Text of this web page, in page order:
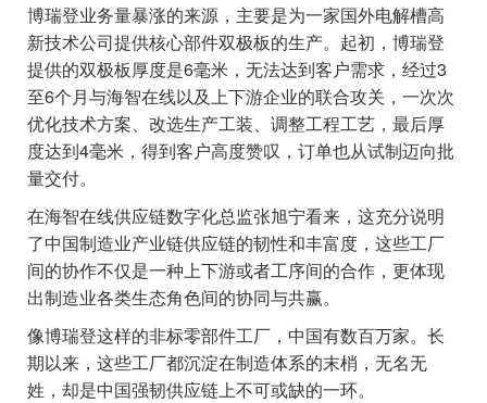
博瑞登业务量暴涨的来源，主要是为一家国外电解槽高
新技术公司提供核心部件双极板的生产。起初，博瑞登
提供的双极板厚度是6毫米，无法达到客户需求，经过3
至6个月与海智在线以及上下游企业的联合攻关，一次次
优化技术方案、改选生产工装、调整工程工艺，最后厚
度达到4毫米，得到客户高度赞叹，订单也从试制迈向批
量交付。
在海智在线供应链数字化总监张旭宁看来，这充分说明
了中国制造业产业链供应链的韧性和丰富度，这些工厂
间的协作不仅是一种上下游或者工序间的合作，更体现
出制造业各类生态角色间的协同与共赢。
像博瑞登这样的非标零部件工厂，中国有数百万家。长
期以来，这些工厂都沉淀在制造体系的末梢，无名无
姓，却是中国强韧供应链上不可或缺的一环。